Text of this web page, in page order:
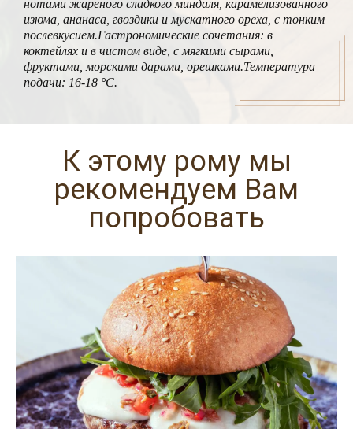
нотами жареного сладкого миндаля, карамелизованного
изюма, ананаса, гвоздики и мускатного ореха, с тонким
послевкусием.Гастрономические сочетания: в
коктейлях и в чистом виде, с мягкими сырами,
фруктами, морскими дарами, орешками.Температура
подачи: 16-18 °С.
К этому рому мы
рекомендуем Вам
попробовать